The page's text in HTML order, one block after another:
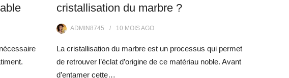
cristallisation du marbre ?
ADMIN8745 10 MOISAGO
La cristallisation du marbre est un processus qui permet
de retrouver l’éclat d’origine de ce matériau noble. Avant
d’entamer cette…